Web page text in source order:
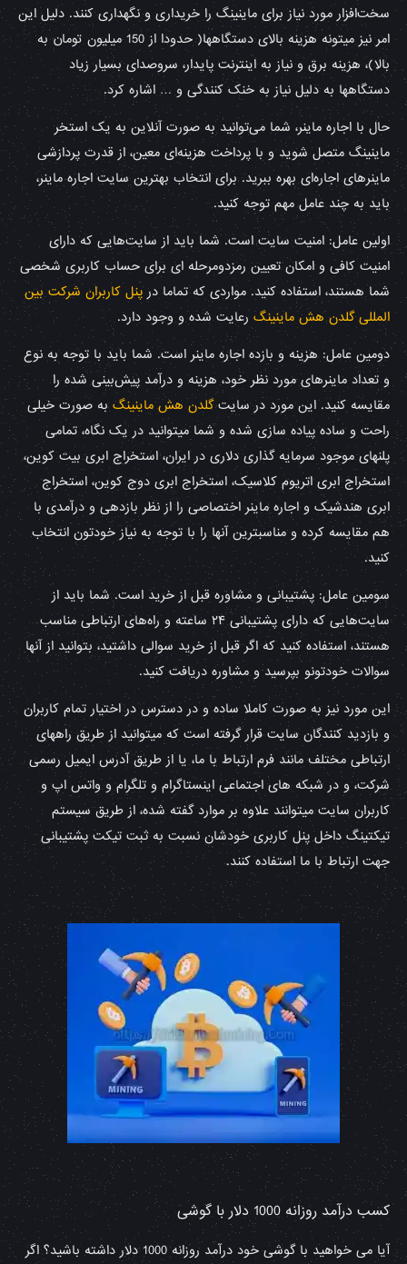
سخت‌افزار مورد نیاز برای ماینینگ را خریداری و نگهداری کنند. دلیل این
امر نیز میتونه هزینه بالای دستگاهها( حدودا از 150 میلیون تومان به
بالا)، هزینه برق و نیاز به اینترنت پایدار، سروصدای بسیار زیاد
دستگاهها به دلیل نیاز به خنک کنندگی و … اشاره کرد.
حال با اجاره ماینر، شما می‌توانید به صورت آنلاین به یک استخر
ماینینگ متصل شوید و با پرداخت هزینه‌ای معین، از قدرت پردازشی
ماینرهای اجاره‌ای بهره ببرید. برای انتخاب بهترین سایت اجاره ماینر،
باید به چند عامل مهم توجه کنید.
اولین عامل: امنیت سایت است. شما باید از سایت‌هایی که دارای
امنیت کافی و امکان تعیین رمزدومرحله ای برای حساب کاربری شخصی
شما هستند، استفاده کنید. مواردی که تماما درپنل کاربران شرکت بین
المللی گلدن هش ماینینگ رعایت شده و وجود دارد.
دومین عامل: هزینه و بازده اجاره ماینر است. شما باید با توجه به نوع
و تعداد ماینرهای مورد نظر خود، هزینه و درآمد پیش‌بینی شده را
مقایسه کنید. این مورد در سایتگلدن هش ماینینگبه صورت خیلی
راحت و ساده پیاده سازی شده و شما میتوانید در یک نگاه، تمامی
پلنهای موجود سرمایه گذاری دلاری در ایران، استخراج ابری بیت کوین،
استخراج ابری اتریوم کلاسیک، استخراج ابری دوج کوین، استخراج
ابری هندشیک و اجاره ماینر اختصاصی را از نظر بازدهی و درآمدی با
هم مقایسه کرده و مناسبترین آنها را با توجه به نیاز خودتون انتخاب
کنید.
سومین عامل: پشتیبانی و مشاوره قبل از خرید است. شما باید از
سایت‌هایی که دارای پشتیبانی ۲۴ ساعته و راه‌های ارتباطی مناسب
هستند، استفاده کنید که اگر قبل از خرید سوالی داشتید، بتوانید از آنها
سوالات خودتونو بپرسید و مشاوره دریافت کنید.
این مورد نیز به صورت کاملا ساده و در دسترس در اختیار تمام کاربران
و بازدید کنندگان سایت قرار گرفته است که میتوانید از طریق راههای
ارتباطی مختلف مانند فرم ارتباط با ما، یا از طریق آدرس ایمیل رسمی
شرکت، و در شبکه های اجتماعی اینستاگرام و تلگرام و واتس اپ و
کاربران سایت میتوانند علاوه بر موارد گفته شده، از طریق سیستم
تیکتینگ داخل پنل کاربری خودشان نسبت به ثبت تیکت پشتیبانی
جهت ارتباط با ما استفاده کنند.
کسب درآمد روزانه 1000 دلار با گوشی
آیا می خواهید با گوشی خود درآمد روزانه 1000 دلار داشته باشید؟ اگر